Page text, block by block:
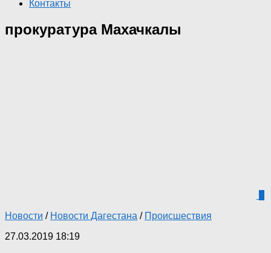
Контакты
прокуратура Махачкалы
Новости / Новости Дагестана / Происшествия
27.03.2019 18:19